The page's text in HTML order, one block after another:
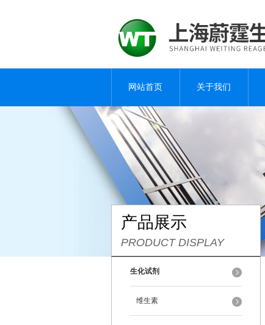
网站首页 关于我们
产品展示
PRODUCT DISPLAY
生化试剂
维生素